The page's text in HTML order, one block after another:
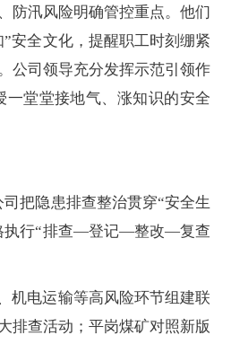
防汛风险明确管控重点。他们
安全文化，提醒职工时刻绷紧
公司领导充分发挥示范引领作
堂堂接地气、涨知识的安全
把隐患排查整治贯穿“安全生
执行“排查—登记—整改—复查
机电运输等高风险环节组建联
排查活动；平岗煤矿对照新版